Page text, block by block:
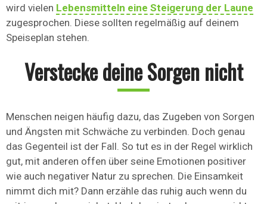
wird vielen Lebensmitteln eine Steigerung der Laune
zugesprochen. Diese sollten regelmäßig auf deinem
Speiseplan stehen.
Verstecke deine Sorgen nicht
Menschen neigen häufig dazu, das Zugeben von Sorgen
und Ängsten mit Schwäche zu verbinden. Doch genau
das Gegenteil ist der Fall. So tut es in der Regel wirklich
gut, mit anderen offen über seine Emotionen positiver
wie auch negativer Natur zu sprechen. Die Einsamkeit
nimmt dich mit? Dann erzähle das ruhig auch wenn du